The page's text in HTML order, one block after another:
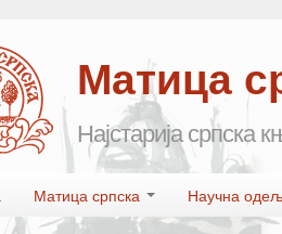
Матица
Најстарија српска
Матица српска Научна